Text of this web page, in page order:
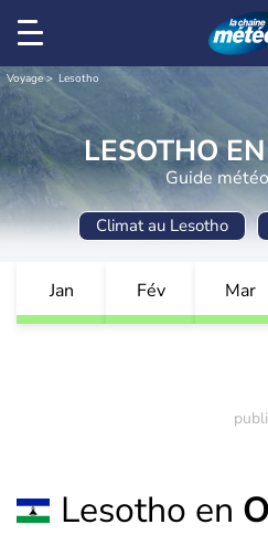
Voyage Lesotho
LESOTHO
Guide
Climat au Lesotho
Jan Fév Mar
Lesotho en